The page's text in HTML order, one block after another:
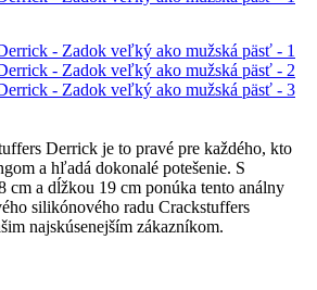
Derrick je to pravé pre každého, kto
a hľadá dokonalé potešenie. S
cm a dĺžkou 19 cm ponúka tento análny
silikónového radu Crackstuffers
najskúsenejším zákazníkom.